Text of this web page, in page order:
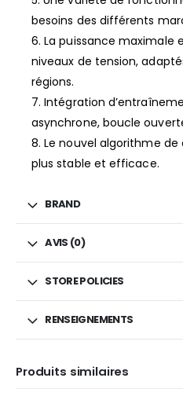
besoins des différents
6. La puissance maximale
niveaux de tension,
régions.
7. Intégration
asynchrone, boucle
8. Le nouvel algorithme
plus stable et efficace.
BRAND
AVIS (0)
STORE POLICIES
RENSEIGNEMENTS
Produits similaires